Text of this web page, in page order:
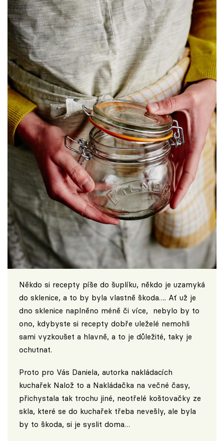
Někdo si recepty píše do šuplíku, někdo je uzamyká
do sklenice, a to by byla vlastně škoda…. Ať už je
dno sklenice naplněno méně či více, nebylo by to
ono, kdybyste si recepty dobře uleželé nemohli
sami vyzkoušet a hlavně, a to je důležité, taky je
ochutnat.
Proto pro Vás Daniela, autorka nakládacích
kuchařek Nalož to a Nakládačka na večné časy,
přichystala tak trochu jiné, neotřelé koštovačky ze
skla, které se do kuchařek třeba nevešly, ale byla
by to škoda, si je syslit doma…